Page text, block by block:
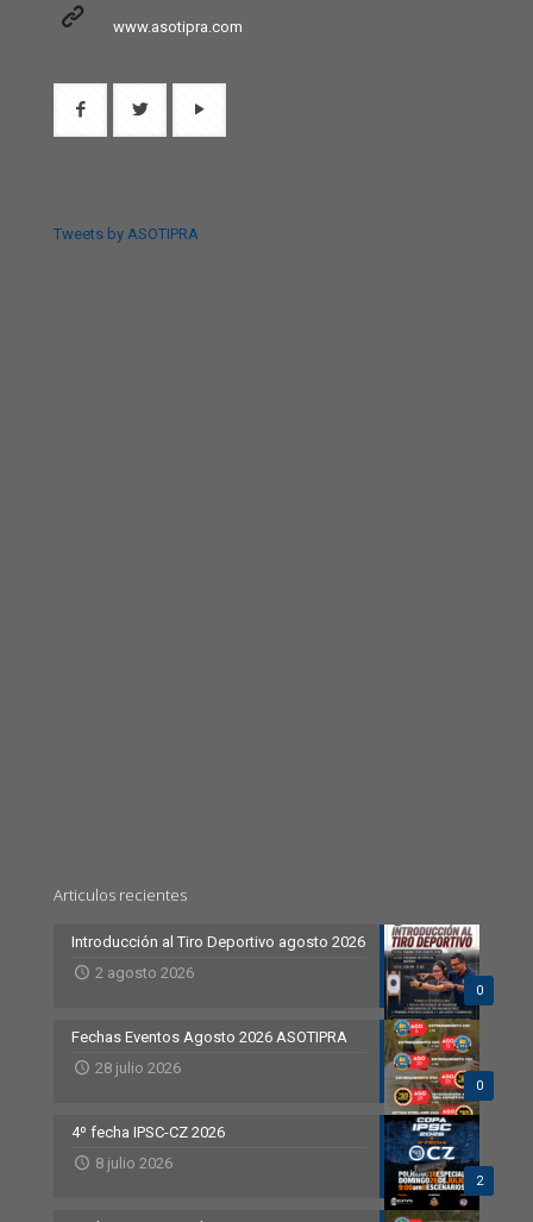
www.asotipra.com
Tweets by ASOTIPRA
Articulos recientes
0
Introducción al Tiro Deportivo agosto 2026
2 agosto 2026
0
Fechas Eventos Agosto 2026 ASOTIPRA
28 julio 2026
2
4º fecha IPSC-CZ 2026
8 julio 2026